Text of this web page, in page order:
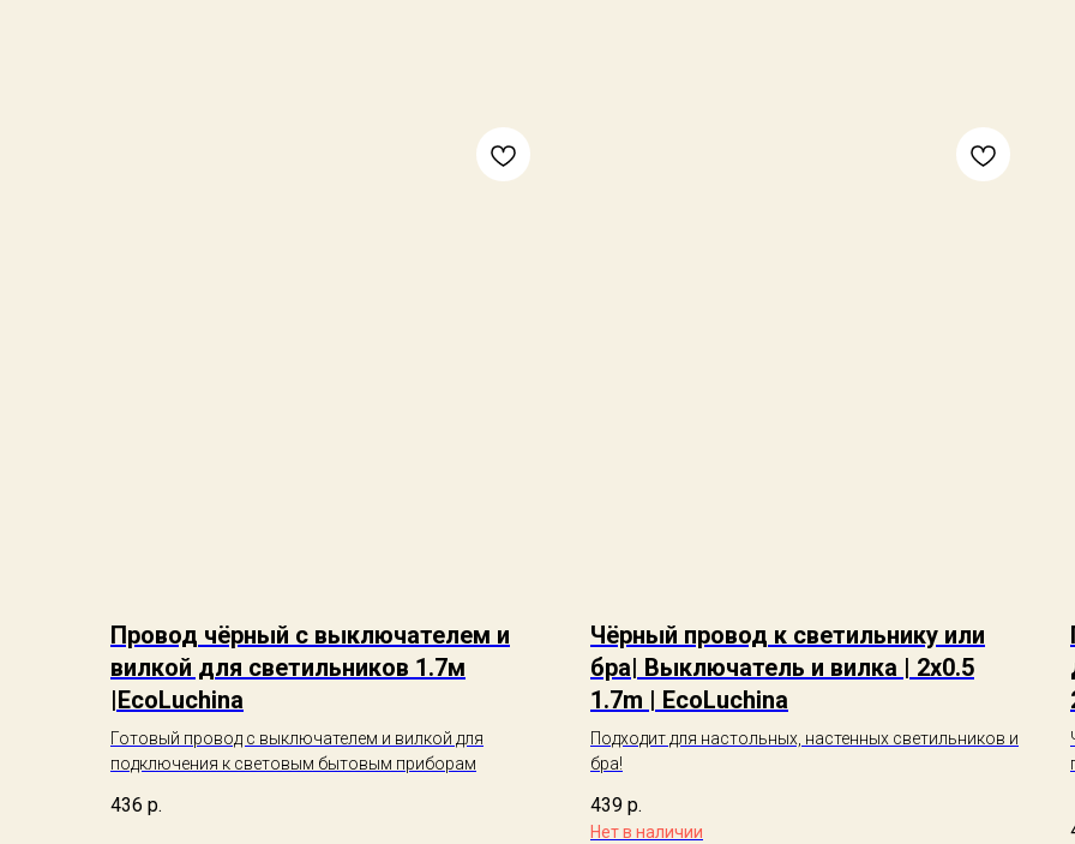
Провод чёрный с выключателем и
вилкой для светильников 1.7м
|EcoLuchina
Готовый провод с выключателем и вилкой для
подключения к световым бытовым приборам
436 р.
Чёрный провод к светильнику или
бра| Выключатель и вилка | 2x0.5
1.7m | EcoLuchina
Подходит для настольных, настенных светильников и
бра!
439 р.
Нет в наличии